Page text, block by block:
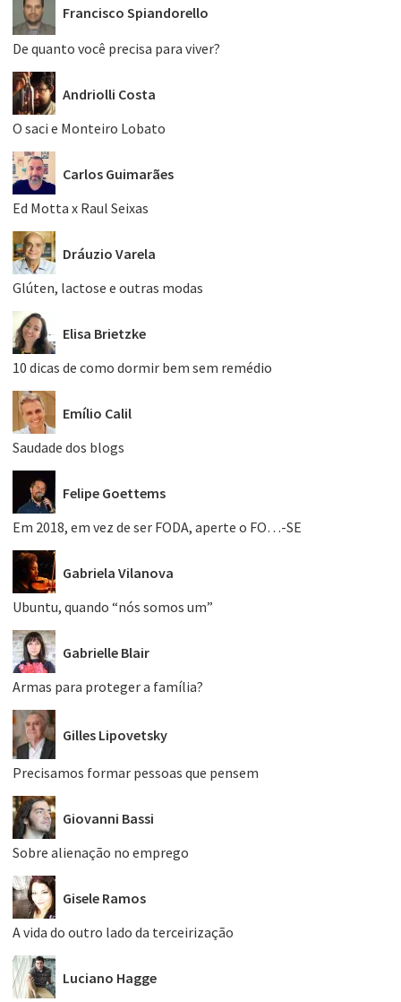
Francisco Spiandorello
De quanto você precisa para viver?
Andriolli Costa
O saci e Monteiro Lobato
Carlos Guimarães
Ed Motta x Raul Seixas
Dráuzio Varela
Glúten, lactose e outras modas
Elisa Brietzke
10 dicas de como dormir bem sem remédio
Emílio Calil
Saudade dos blogs
Felipe Goettems
Em 2018, em vez de ser FODA, aperte o FO…-SE
Gabriela Vilanova
Ubuntu, quando “nós somos um”
Gabrielle Blair
Armas para proteger a família?
Gilles Lipovetsky
Precisamos formar pessoas que pensem
Giovanni Bassi
Sobre alienação no emprego
Gisele Ramos
A vida do outro lado da terceirização
Luciano Hagge